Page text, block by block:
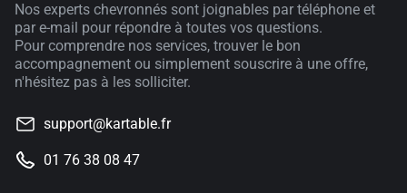
Nos experts chevronnés sont joignables par téléphone et
par e-mail pour répondre à toutes vos questions.
Pour comprendre nos services, trouver le bon
accompagnement ou simplement souscrire à une offre,
n'hésitez pas à les solliciter.
support@kartable.fr
01 76 38 08 47